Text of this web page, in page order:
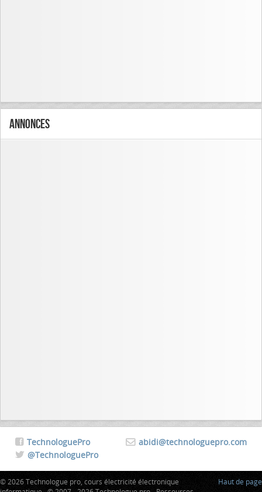
Annonces
abidi@technologuepro.com
TechnologuePro
@TechnologuePro
Haut de page
© 2026 Technologue pro, cours électricité électronique